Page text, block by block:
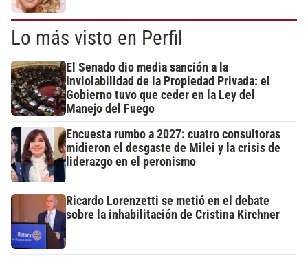
Lo más visto en Perfil
El Senado dio media sanción a la
Inviolabilidad de la Propiedad Privada: el
Gobierno tuvo que ceder en la Ley del
Manejo del Fuego
Encuesta rumbo a 2027: cuatro consultoras
midieron el desgaste de Milei y la crisis de
liderazgo en el peronismo
Ricardo Lorenzetti se metió en el debate
sobre la inhabilitación de Cristina Kirchner